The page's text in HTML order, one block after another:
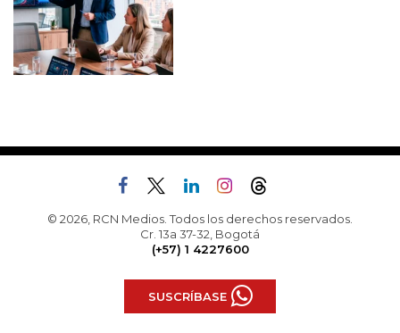
© 2026, RCN Medios. Todos los derechos reservados.
Cr. 13a 37-32, Bogotá
(+57) 1 4227600
SUSCRÍBASE